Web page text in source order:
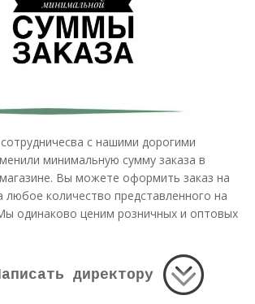
с нашими дорогими
минимальную сумму заказа в
Вы можете оформить заказ на
количество представленного на
одинаково ценим розничных и оптовых
директору